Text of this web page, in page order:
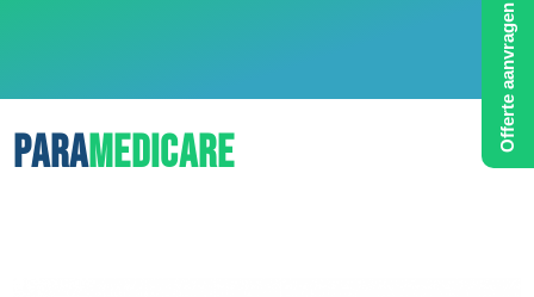
PARAMEDICARE
Offerte aanvragen